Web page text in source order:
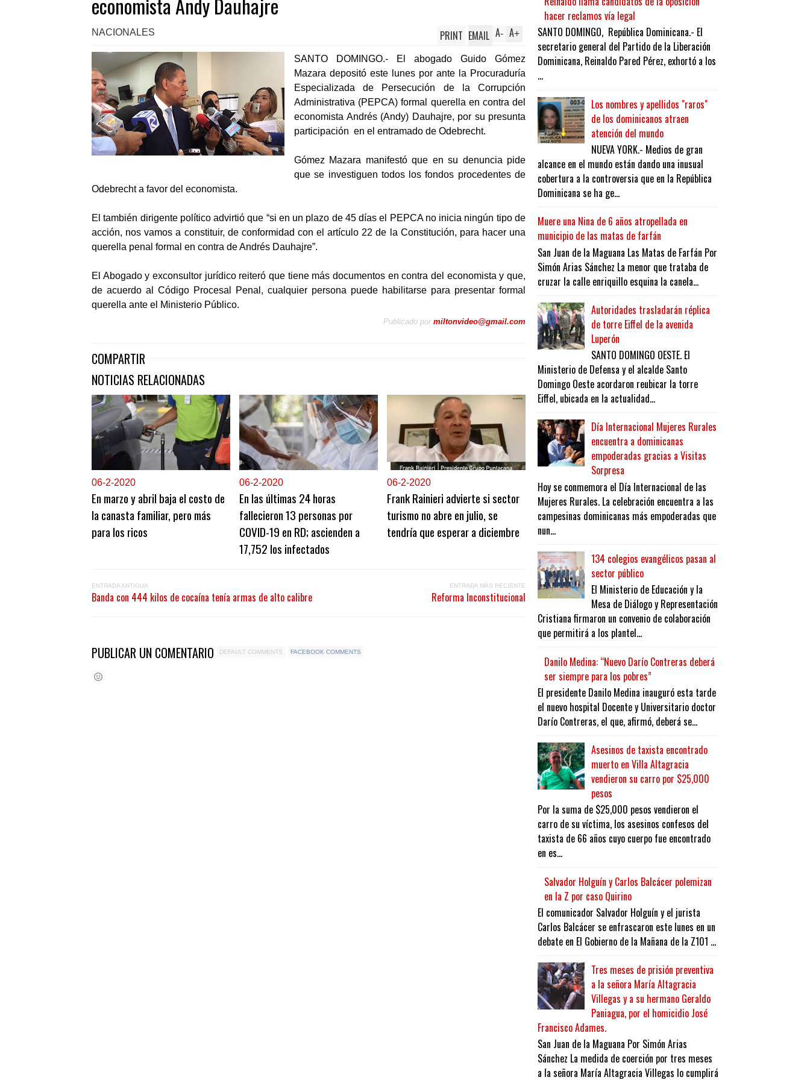
economista Andy Dauhajre
NACIONALES A+
A-
PRINT EMAIL
SANTO DOMINGO.- El abogado Guido Gómez
Mazara depositó este lunes por ante la Procuraduría
Especializada de Persecución de la Corrupción
Administrativa (PEPCA) formal querella en contra del
economista Andrés (Andy) Dauhajre, por su presunta
participación en el entramado de Odebrecht.
Gómez Mazara manifestó que en su denuncia pide
que se investiguen todos los fondos procedentes de
Odebrecht a favor del economista.
El también dirigente político advirtió que “si en un plazo de 45 días el PEPCA no inicia ningún tipo de
acción, nos vamos a constituir, de conformidad con el artículo 22 de la Constitución, para hacer una
querella penal formal en contra de Andrés Dauhajre”.
El Abogado y exconsultor jurídico reiteró que tiene más documentos en contra del economista y que,
de acuerdo al Código Procesal Penal, cualquier persona puede habilitarse para presentar formal
querella ante el Ministerio Público.
Publicado por miltonvideo@gmail.com
COMPARTIR
NOTICIAS RELACIONADAS
06-2-2020
En marzo y abril baja el costo de
la canasta familiar, pero más
para los ricos
06-2-2020
En las últimas 24 horas
fallecieron 13 personas por
COVID-19 en RD; ascienden a
17,752 los infectados
06-2-2020
Frank Rainieri advierte si sector
turismo no abre en julio, se
tendría que esperar a diciembre
ENTRADA ANTIGUA
Banda con 444 kilos de cocaína tenía armas de alto calibre
ENTRADA MÁS RECIENTE
Reforma Inconstitucional
PUBLICAR UN COMENTARIO DEFAULT COMMENTS FACEBOOK COMMENTS
hacer reclamos vía legal
SANTO DOMINGO, República Dominicana.- El
secretario general del Partido de la Liberación
Dominicana, Reinaldo Pared Pérez, exhortó a los
...
Los nombres y apellidos "raros"
de los dominicanos atraen
atención del mundo
NUEVA YORK.- Medios de gran
alcance en el mundo están dando una inusual
cobertura a la controversia que en la República
Dominicana se ha ge...
Muere una Nina de 6 años atropellada en
municipio de las matas de farfán
San Juan de la Maguana Las Matas de Farfán Por
Simón Arias Sánchez La menor que trataba de
cruzar la calle enriquillo esquina la canela...
Autoridades trasladarán réplica
de torre Eiffel de la avenida
Luperón
SANTO DOMINGO OESTE. El
Ministerio de Defensa y el alcalde Santo
Domingo Oeste acordaron reubicar la torre
Eiffel, ubicada en la actualidad...
Día Internacional Mujeres Rurales
encuentra a dominicanas
empoderadas gracias a Visitas
Sorpresa
Hoy se conmemora el Día Internacional de las
Mujeres Rurales. La celebración encuentra a las
campesinas dominicanas más empoderadas que
nun...
134 colegios evangélicos pasan al
sector público
El Ministerio de Educación y la
Mesa de Diálogo y Representación
Cristiana firmaron un convenio de colaboración
que permitirá a los plantel...
Danilo Medina: “Nuevo Darío Contreras deberá
ser siempre para los pobres”
El presidente Danilo Medina inauguró esta tarde
el nuevo hospital Docente y Universitario doctor
Darío Contreras, el que, afirmó, deberá se...
Asesinos de taxista encontrado
muerto en Villa Altagracia
vendieron su carro por $25,000
pesos
Por la suma de $25,000 pesos vendieron el
carro de su víctima, los asesinos confesos del
taxista de 66 años cuyo cuerpo fue encontrado
en es...
Salvador Holguín y Carlos Balcácer polemizan
en la Z por caso Quirino
El comunicador Salvador Holguín y el jurista
Carlos Balcácer se enfrascaron este lunes en un
debate en El Gobierno de la Mañana de la Z101 ...
Tres meses de prisión preventiva
a la señora María Altagracia
Villegas y a su hermano Geraldo
Paniagua, por el homicidio José
Francisco Adames.
San Juan de la Maguana Por Simón Arias
Sánchez La medida de coerción por tres meses
a la señora María Altagracia Villegas lo cumplirá